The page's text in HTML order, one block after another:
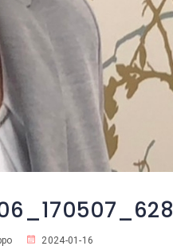
2024-01-16